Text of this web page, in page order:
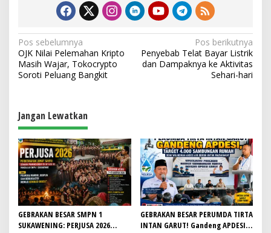
N
a
v
g
a
s
i
p
o
s
Pos sebelumnya
OJK Nilai Pelemahan Kripto
Masih Wajar, Tokocrypto
Soroti Peluang Bangkit
Pos berikutnya
Penyebab Telat Bayar Listrik
dan Dampaknya ke Aktivitas
Sehari-hari
Jangan Lewatkan
GEBRAKAN BESAR SMPN 1
SUKAWENING: PERJUSA 2026
GEBRAKAN BESAR PERUMDA TIRTA
INTAN GARUT! Gandeng APDESI,